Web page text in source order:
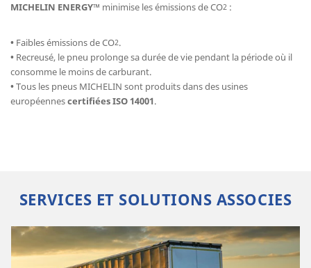
MICHELIN ENERGY™ minimise les émissions de CO2 :
• Faibles émissions de CO2.
• Recreusé, le pneu prolonge sa durée de vie pendant la période où il
consomme le moins de carburant.
•Tous les pneus MICHELIN sont produits dans des usines
européennescertifiées ISO 14001.
SERVICES ET SOLUTIONS ASSOCIES